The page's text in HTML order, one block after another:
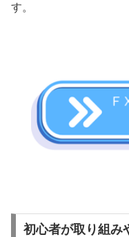
す。
初心者が取り組み